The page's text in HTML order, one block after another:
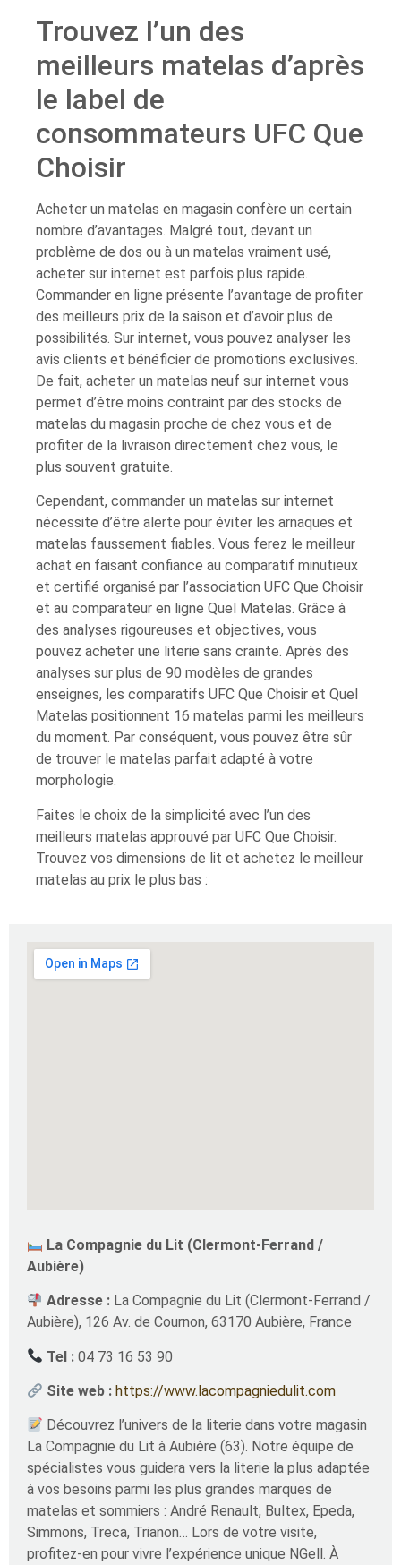
Trouvez l’un des
meilleurs matelas d’après
le label de
consommateurs UFC Que
Choisir
Acheter un matelas en magasin confère un certain
nombre d’avantages. Malgré tout, devant un
problème de dos ou à un matelas vraiment usé,
acheter sur internet est parfois plus rapide.
Commander en ligne présente l’avantage de profiter
des meilleurs prix de la saison et d’avoir plus de
possibilités. Sur internet, vous pouvez analyser les
avis clients et bénéficier de promotions exclusives.
De fait, acheter un matelas neuf sur internet vous
permet d’être moins contraint par des stocks de
matelas du magasin proche de chez vous et de
profiter de la livraison directement chez vous, le
plus souvent gratuite.
Cependant, commander un matelas sur internet
nécessite d’être alerte pour éviter les arnaques et
matelas faussement fiables. Vous ferez le meilleur
achat en faisant confiance au comparatif minutieux
et certifié organisé par l’association UFC Que Choisir
et au comparateur en ligne Quel Matelas. Grâce à
des analyses rigoureuses et objectives, vous
pouvez acheter une literie sans crainte. Après des
analyses sur plus de 90 modèles de grandes
enseignes, les comparatifs UFC Que Choisir et Quel
Matelas positionnent 16 matelas parmi les meilleurs
du moment. Par conséquent, vous pouvez être sûr
de trouver le matelas parfait adapté à votre
morphologie.
Faites le choix de la simplicité avec l’un des
meilleurs matelas approuvé par UFC Que Choisir.
Trouvez vos dimensions de lit et achetez le meilleur
matelas au prix le plus bas :
La Compagnie du Lit (Clermont-Ferrand /
Aubière)
Adresse : La Compagnie du Lit (Clermont-Ferrand /
Aubière), 126 Av. de Cournon, 63170 Aubière, France
Tel : 04 73 16 53 90
Site web : https://www.lacompagniedulit.com
Découvrez l’univers de la literie dans votre magasin
La Compagnie du Lit à Aubière (63). Notre équipe de
spécialistes vous guidera vers la literie la plus adaptée
à vos besoins parmi les plus grandes marques de
matelas et sommiers : André Renault, Bultex, Epeda,
Simmons, Treca, Trianon… Lors de votre visite,
profitez-en pour vivre l’expérience unique NGell. À